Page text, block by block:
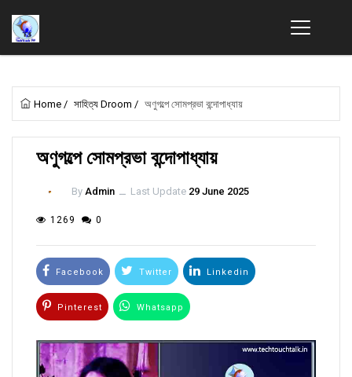
Home / সাহিত্য Droom / অণুগল্পে সোমপ্রভা বন্দোপাধ্যায়
অণুগল্পে সোমপ্রভা বন্দোপাধ্যায়
By Admin ــ Last Update 29 June 2025
1269 0
Facebook Twitter Linkedin
Pinterest Whatsapp